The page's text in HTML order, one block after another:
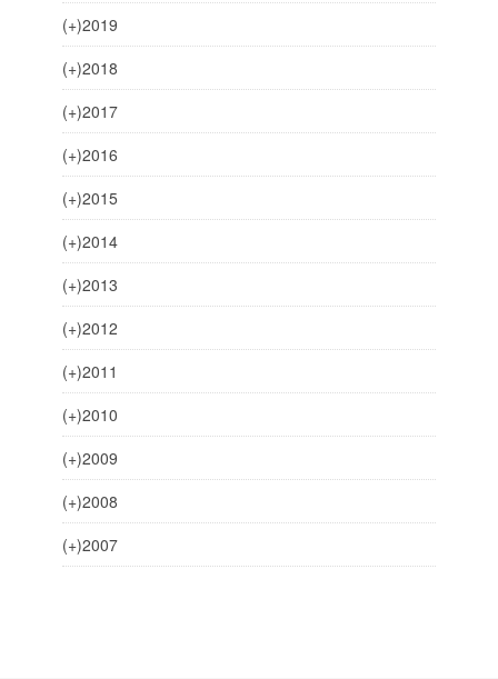
(+)2019
(+)2018
(+)2017
(+)2016
(+)2015
(+)2014
(+)2013
(+)2012
(+)2011
(+)2010
(+)2009
(+)2008
(+)2007